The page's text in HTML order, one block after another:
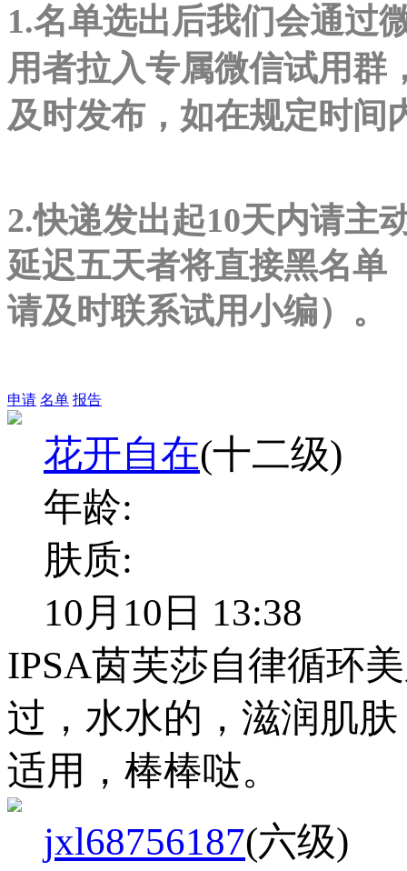
1.名单选出后我们会通过
用者拉入专属微信试用群
及时发布，如在规定时间
2.快递发出起10天内请主
延迟五天者将直接黑名单
请及时联系试用小编）。
申请 名单 报告
花开自在(十二级)
年龄:
肤质:
10月10日 13:38
IPSA茵芙莎自律循环
过，水水的，滋润肌
适用，棒棒哒。
jxl68756187(六级)